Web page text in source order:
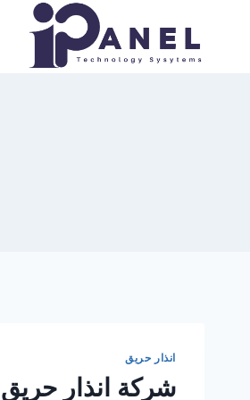
المحتوى
انذار حريق
شركة انذار